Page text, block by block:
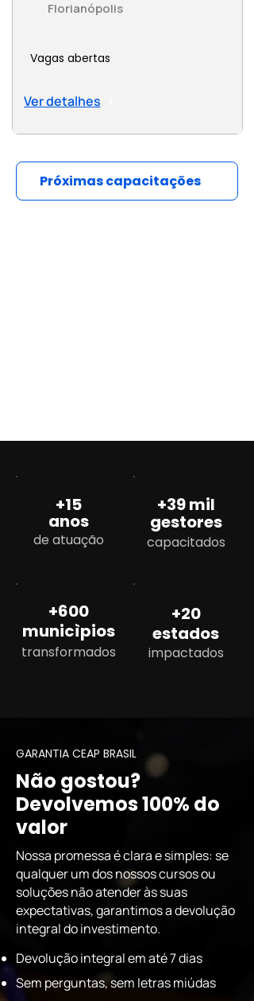
Florianópolis
Vagas abertas
Ver detalhes
Próximas capacitações
+15
anos
de atuação
+39 mil
gestores
capacitados
+600
municìpios
transformados
+20
estados
impactados
GARANTIA CEAP BRASIL
Não gostou?
Devolvemos 100% do
valor
Nossa promessa é clara e simples: se
qualquer um dos nossos cursos ou
soluções não atender às suas
expectativas, garantimos a devolução
integral do investimento.
Devolução integral em até 7 dias
Sem perguntas, sem letras miúdas